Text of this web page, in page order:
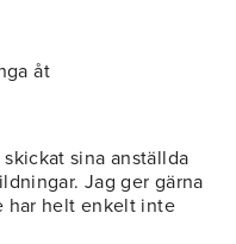
åt
sina anställda
Jag ger gärna
har helt enkelt inte